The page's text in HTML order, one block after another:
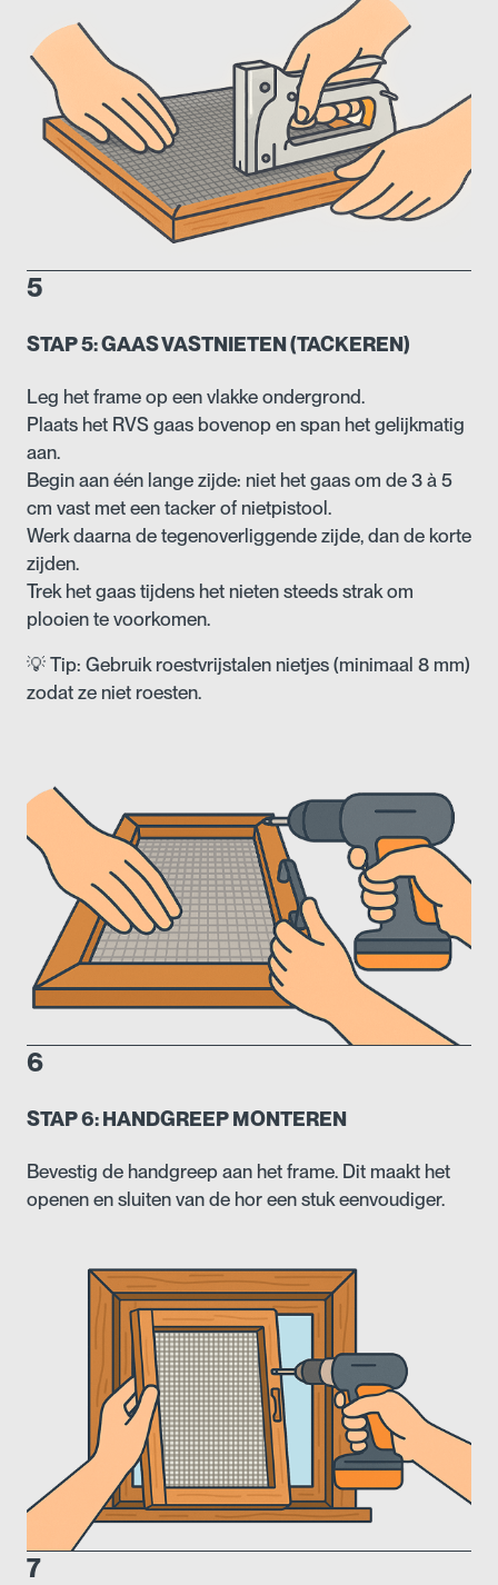
5
STAP 5: GAAS VASTNIETEN (TACKEREN)
Leg het frame op een vlakke ondergrond.
Plaats het RVS gaas bovenop en span het gelijkmatig
aan.
Begin aan één lange zijde: niet het gaas om de 3 à 5
cm vast met een tacker of nietpistool.
Werk daarna de tegenoverliggende zijde, dan de korte
zijden.
Trek het gaas tijdens het nieten steeds strak om
plooien te voorkomen.
💡 Tip: Gebruik roestvrijstalen nietjes (minimaal 8 mm)
zodat ze niet roesten.
6
STAP 6: HANDGREEP MONTEREN
Bevestig de handgreep aan het frame. Dit maakt het
openen en sluiten van de hor een stuk eenvoudiger.
7